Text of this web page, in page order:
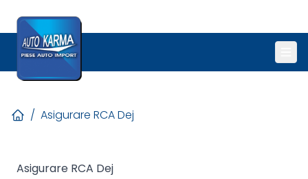
/ Asigurare RCA Dej
Asigurare RCA Dej